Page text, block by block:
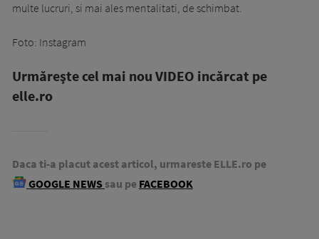
multe lucruri, si mai ales mentalitati, de schimbat.
Foto: Instagram
Urmăreşte cel mai nou VIDEO incărcat pe
elle.ro
Daca ti-a placut acest articol, urmareste ELLE.ro pe
GOOGLE NEWS sau pe FACEBOOK